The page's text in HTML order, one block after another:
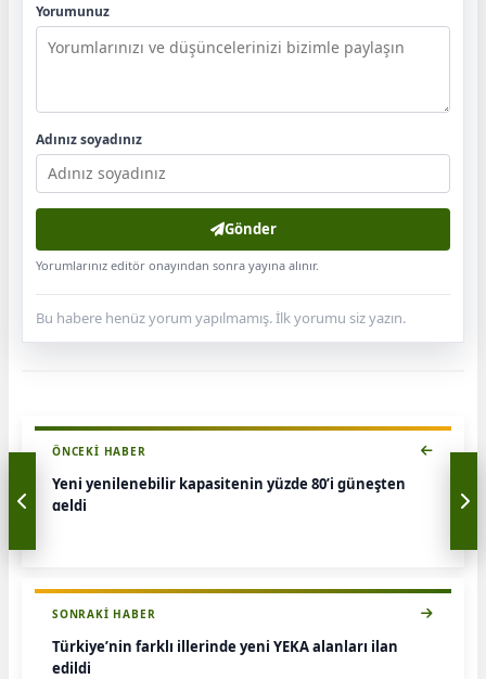
Yorumunuz
Adınız soyadınız
Gönder
Yorumlarınız editör onayından sonra yayına alınır.
Bu habere henüz yorum yapılmamış. İlk yorumu siz yazın.
ÖNCEKI HABER
Yeni yenilenebilir kapasitenin yüzde 80’i güneşten
geldi
SONRAKI HABER
Türkiye’nin farklı illerinde yeni YEKA alanları ilan
edildi